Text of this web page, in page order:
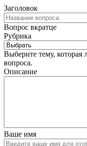
Заголовок
Вопрос вкратце
Рубрика
Выберите тему, которая
вопроса.
Описание
Ваше имя